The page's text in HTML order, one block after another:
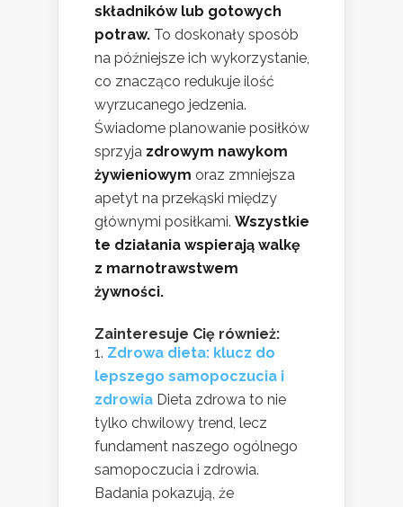
składników lub gotowych
potraw. To doskonały sposób
na późniejsze ich wykorzystanie,
co znacząco redukuje ilość
wyrzucanego jedzenia.
Świadome planowanie posiłków
sprzyja zdrowym nawykom
żywieniowym oraz zmniejsza
apetyt na przekąski między
głównymi posiłkami. Wszystkie
te działania wspierają walkę
z marnotrawstwem
żywności.
Zainteresuje Cię również:
Zdrowa dieta: klucz do
lepszego samopoczucia i
zdrowia Dieta zdrowa to nie
tylko chwilowy trend, lecz
fundament naszego ogólnego
samopoczucia i zdrowia.
Badania pokazują, że